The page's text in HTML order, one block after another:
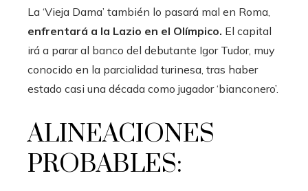
La ‘Vieja Dama’ también lo pasará mal en Roma,
enfrentará a la Lazio en el Olímpico. El capital
irá a parar al banco del debutante Igor Tudor, muy
conocido en la parcialidad turinesa, tras haber
estado casi una década como jugador ‘bianconero’.
ALINEACIONES
PROBABLES: